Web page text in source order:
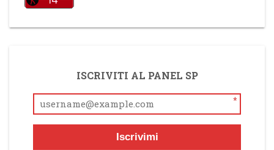
ISCRIVITI AL PANEL SP
*
Iscrivimi